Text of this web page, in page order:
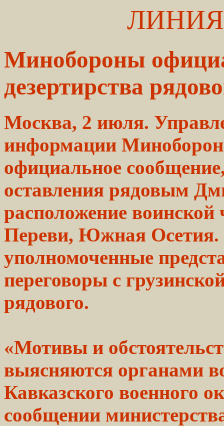
Минобороны
дезертирства
Москва, 2 июля.
информации
официальное
оставления рядовым
расположение воинской
Переви, Южная
уполномоченные
переговоры с
рядового.
«Мотивы и
выясняются органами
Кавказского военного
сообщении